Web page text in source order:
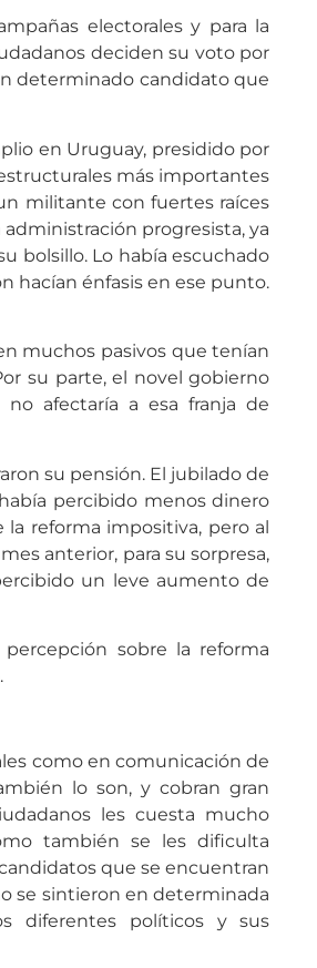
electorales y para la
deciden su voto por
determinado candidato que
en Uruguay, presidido por
más importantes
militante con fuertes raíces
progresista, ya
bolsillo. Lo había escuchado
hacían énfasis en ese punto.
muchos pasivos que tenían
su parte, el novel gobierno
afectaría a esa franja de
su pensión. El jubilado de
percibido menos dinero
reforma impositiva, pero al
anterior, para su sorpresa,
un leve aumento de
sobre la reforma
como en comunicación de
lo son, y cobran gran
les cuesta mucho
también se les dificulta
que se encuentran
se sintieron en determinada
diferentes políticos y sus